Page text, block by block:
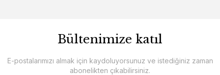
Bültenimize katıl
E-postalarımızı almak için kaydoluyorsunuz ve istediğiniz zaman
abonelikten çıkabilirsiniz.